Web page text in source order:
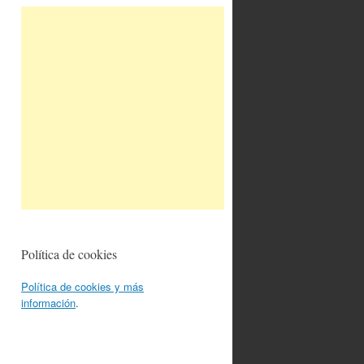
Política de cookies
Política de cookies y más
información.